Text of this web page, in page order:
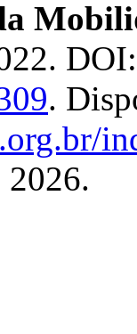
.
2026.